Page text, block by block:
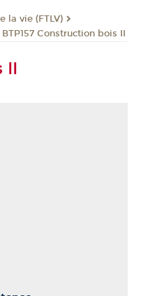
la vie (FTLV)
BTP157 Construction bois II
II